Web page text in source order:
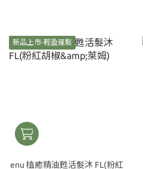
新品上市-輕盈蓬鬆
enu 植癒精油甦活髮沐 FL(粉紅